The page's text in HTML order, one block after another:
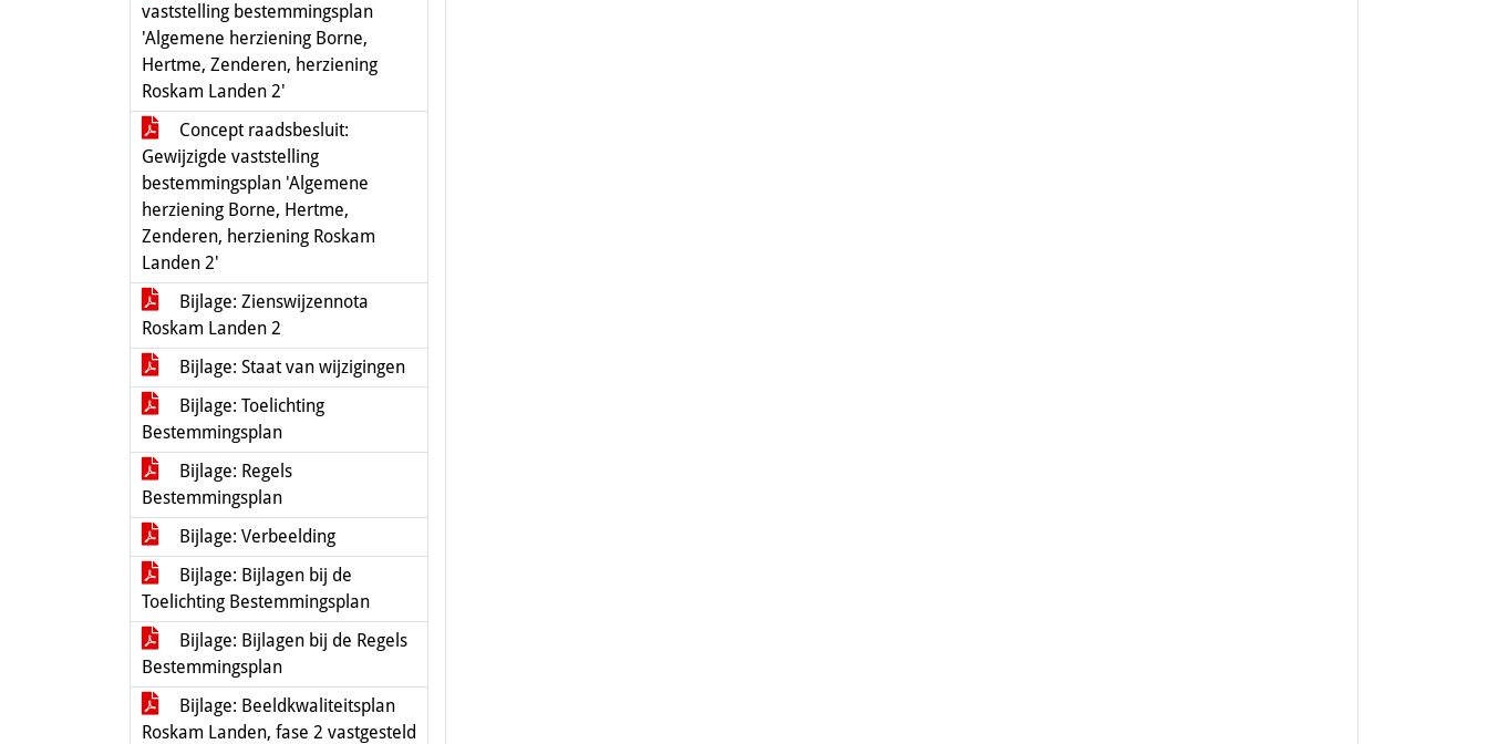
vaststelling bestemmingsplan
'Algemene herziening Borne,
Hertme, Zenderen, herziening
Roskam Landen 2'
Concept raadsbesluit:
Gewijzigde vaststelling
bestemmingsplan 'Algemene
herziening Borne, Hertme,
Zenderen, herziening Roskam
Landen 2'
Bijlage: Zienswijzennota
Roskam Landen 2
Bijlage: Staat van wijzigingen
Bijlage: Toelichting
Bestemmingsplan
Bijlage: Regels
Bestemmingsplan
Bijlage: Verbeelding
Bijlage: Bijlagen bij de
Toelichting Bestemmingsplan
Bijlage: Bijlagen bij de Regels
Bestemmingsplan
Bijlage: Beeldkwaliteitsplan
Roskam Landen, fase 2 vastgesteld